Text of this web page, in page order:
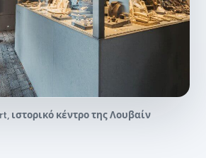
ιστορικό κέντρο της Λουβαίν